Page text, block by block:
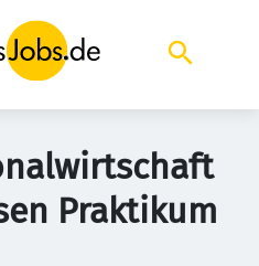
Praktikum